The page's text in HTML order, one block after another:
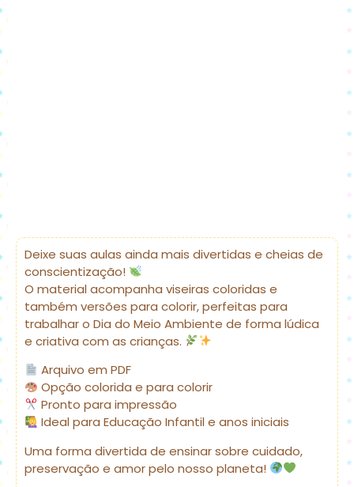
Deixe suas aulas ainda mais divertidas e cheias de
conscientização!
O material acompanha viseiras coloridas e
também versões para colorir, perfeitas para
trabalhar o Dia do Meio Ambiente de forma lúdica
e criativa com as crianças.
Arquivo em PDF
Opção colorida e para colorir
Pronto para impressão
Ideal para Educação Infantil e anos iniciais
Uma forma divertida de ensinar sobre cuidado,
preservação e amor pelo nosso planeta!